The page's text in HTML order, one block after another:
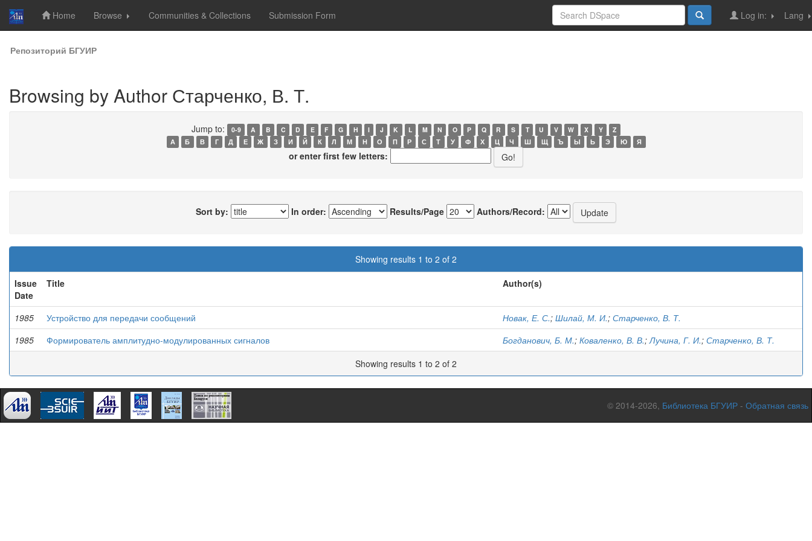
Skip
navigation
Home Browse Communities & Collections Submission Form Lang
Log in:
Репозиторий БГУИР
Browsing by Author Старченко, В. Т.
Jump to: 0-9 A B C D E F G H I J K L M N O P Q R S T U V W X Y
Z
А
Б В Г Д Е Ж З И Й К Л М Н О П Р С Т У Ф Х Ц Ч Ш Щ Ъ Ы Ь Э Ю Я
or enter first few letters:
Sort by: In order: Results/Page Authors/Record:
Showing results 1 to 2 of 2
Issue
Date
Title Author(s)
1985 Устройство для передачи сообщений Новак, Е. С.; Шилай, М. И.; Старченко, В. Т.
1985
Формирователь амплитудно-модулированных сигналов Богданович, Б. М.; Коваленко, В. В.;Лучина, Г. И.; Старченко, В. Т.
Showing results 1 to 2 of 2
© 2014-2026, Библиотека БГУИР - Обратная связь